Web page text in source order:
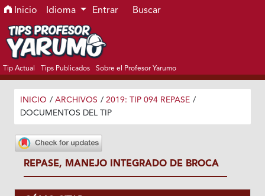
Ir al menú de navegación principal
Ir al contenido principal
Ir al pie de página del sitio
Inicio Idioma Entrar Buscar
Tip Actual Tips Publicados Sobre el Profesor Yarumo
INICIO / ARCHIVOS / 2019: TIP 094 REPASE /
DOCUMENTOS DEL TIP
REPASE, MANEJO INTEGRADO DE BROCA